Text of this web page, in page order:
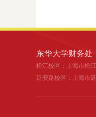
东华大学财务处
松江校区 ：上海市松
延安路校区 ：上海市